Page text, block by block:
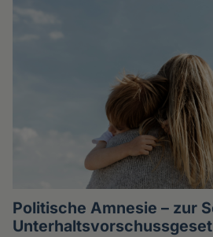
Politische Amnesie – zur